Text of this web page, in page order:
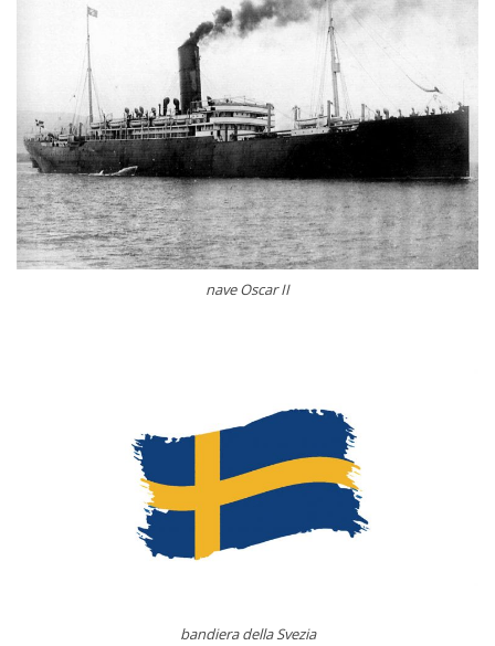
nave Oscar II
bandiera della Svezia